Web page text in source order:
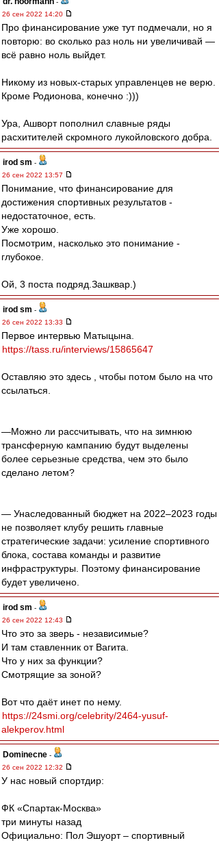
-
26 сен 2022 14:20
Про финансирование уже тут подмечали, но я
повторю: во сколько раз ноль ни увеличивай —
всё равно ноль выйдет.
Никому из новых-старых управленцев не верю.
Кроме Родионова, конечно :)))
Ура, Ашворт пополнил славные ряды
расхитителей скромного лукойловского добра.
irod sm -
26 сен 2022 13:57
Понимание, что финансирование для
достижения спортивных результатов -
недостаточное, есть.
Уже хорошо.
Посмотрим, насколько это понимание -
глубокое.
Ой, 3 поста подряд.Зашквар.)
irod sm -
26 сен 2022 13:33
Первое интервью Матыцына.
https://tass.ru/interviews/15865647
Оставляю это здесь , чтобы потом было на что
ссылаться.
—Можно ли рассчитывать, что на зимнюю
трансферную кампанию будут выделены
более серьезные средства, чем это было
сделано летом?
— Унаследованный бюджет на 2022–2023 годы
не позволяет клубу решить главные
стратегические задачи: усиление спортивного
блока, состава команды и развитие
инфраструктуры. Поэтому финансирование
будет увеличено.
irod sm -
26 сен 2022 12:43
Что это за зверь - независимые?
И там ставленник от Вагита.
Что у них за функции?
Смотрящие за зоной?
Вот что даёт инет по нему.
https://24smi.org/celebrity/2464-yusuf-
alekperov.html
Dominecne -
26 сен 2022 12:32
У нас новый спортдир:
ФК «Спартак-Москва»
три минуты назад
Официально: Пол Эшуорт – спортивный